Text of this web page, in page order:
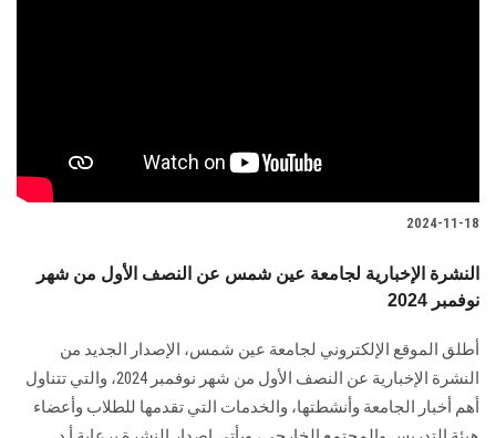
2024-11-18
النشرة الإخبارية لجامعة عين شمس عن النصف الأول من شهر
نوفمبر 2024
أطلق الموقع الإلكتروني لجامعة عين شمس، الإصدار الجديد من
النشرة الإخبارية عن النصف ‏الأول من شهر نوفمبر 2024، والتي تتناول
أهم أخبار الجامعة وأنشطتها، والخدمات ‏التي تقدمها للطلاب وأعضاء